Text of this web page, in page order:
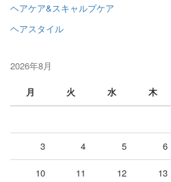
ヘアケア&スキャルプケア
ヘアスタイル
2026年8月
月
火 水 木
3 4 5 6
10 11 12 13